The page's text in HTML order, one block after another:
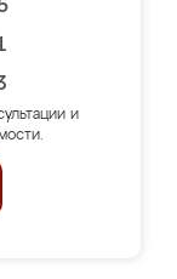
и